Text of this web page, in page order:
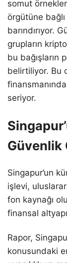
somut örnekler
örgütüne
barındırıyor.
grupların
bu bağışların
belirtiliyor. Bu
seriyor.
Güvenlik
Singapur’un
işlevi,
fon kaynağı
finansal
Rapor,
konusundaki